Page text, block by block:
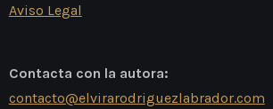
Aviso Legal
Contacta con la autora:
contacto@elvirarodriguezlabrador.com